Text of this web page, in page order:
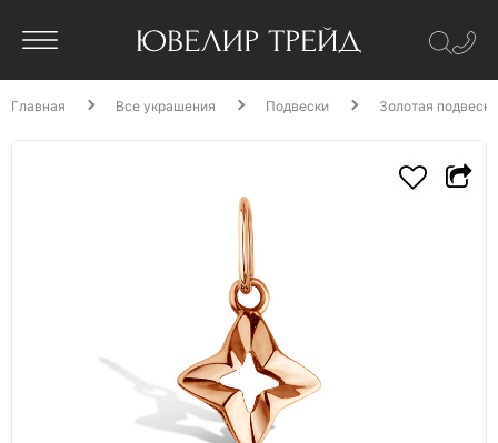
Главная Все украшения Подвески Золотая подвеска